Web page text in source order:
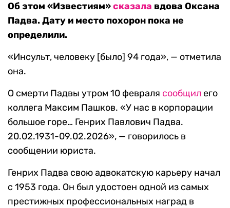
Об этом «Известиям»сказала вдова Оксана
Падва. Дату и место похорон пока не
определили.
«Инсульт, человеку [было] 94 года», — отметила
она.
О смерти Падвы утром 10 февраля сообщил его
коллега Максим Пашков. «У нас в корпорации
большое горе… Генрих Павлович Падва.
20.02.1931-09.02.2026», — говорилось в
сообщении юриста.
Генрих Падва свою адвокатскую карьеру начал
с 1953 года. Он был удостоен одной из самых
престижных профессиональных наград в